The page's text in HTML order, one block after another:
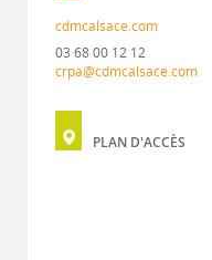
cdmcalsace.com
03 68 00 12 12
crpa@cdmcalsace.com
PLAN D'ACCÈS